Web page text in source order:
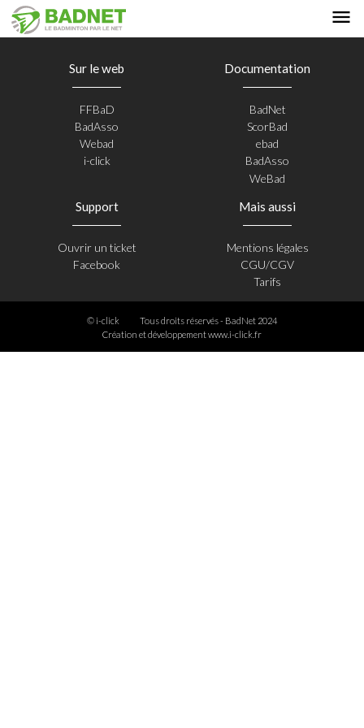
Sur le web
FFBaD
BadAsso
Webad
i-click
Documentation
BadNet
ScorBad
ebad
BadAsso
WeBad
Support
Ouvrir un ticket
Facebook
Mais aussi
Mentions légales
CGU/CGV
Tarifs
© i-click
Tous droits réservés - BadNet 2024
Création et développementwww.i-click.fr